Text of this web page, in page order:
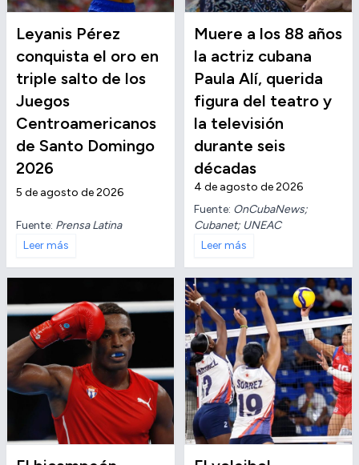
Leyanis Pérez
conquista el oro en
triple salto de los
Juegos
Centroamericanos
de Santo Domingo
2026
5 de agosto de 2026
Fuente: Prensa Latina
Leer más
Muere a los 88 años
la actriz cubana
Paula Alí, querida
figura del teatro y
la televisión
durante seis
décadas
4 de agosto de 2026
Fuente: OnCubaNews;
Cubanet; UNEAC
Leer más